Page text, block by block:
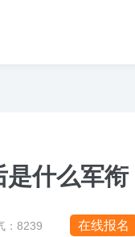
什么军衔
： 8239 在线报名